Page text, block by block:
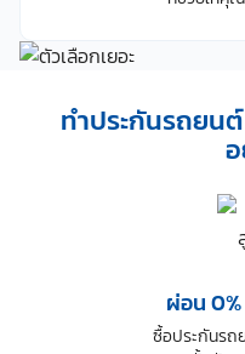
ทำประกันรถยนต์
ผ่อน
ซื้อประกันรถ